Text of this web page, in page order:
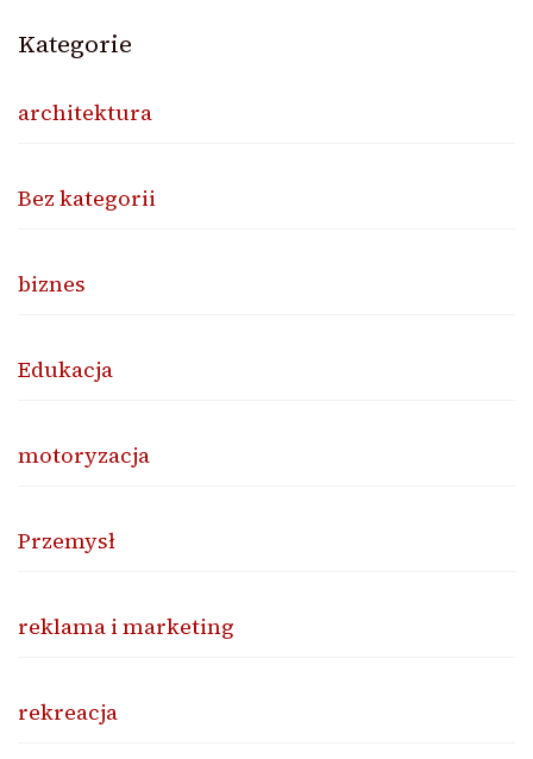
Kategorie
architektura
Bez kategorii
biznes
Edukacja
motoryzacja
Przemysł
reklama i marketing
rekreacja